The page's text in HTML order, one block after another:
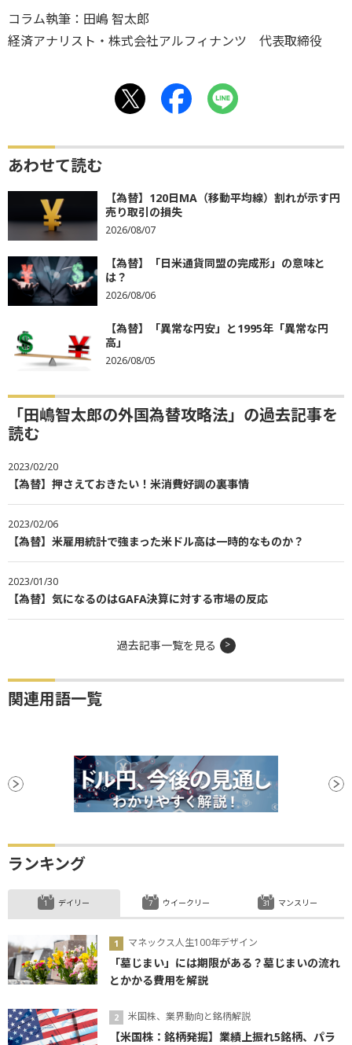
コラム執筆：田嶋 智太郎
経済アナリスト・株式会社アルフィナンツ 代表取締役
あわせて読む
【為替】120日MA（移動平均線）割れが示す円
売り取引の損失
2026/08/07
【為替】「日米通貨同盟の完成形」の意味と
は？
2026/08/06
【為替】「異常な円安」と1995年「異常な円
高」
2026/08/05
「田嶋智太郎の外国為替攻略法」の過去記事を
読む
2023/02/20
【為替】押さえておきたい！米消費好調の裏事情
2023/02/06
【為替】米雇用統計で強まった米ドル高は一時的なものか？
2023/01/30
【為替】気になるのはGAFA決算に対する市場の反応
過去記事一覧を見る
関連用語一覧
ランキング
デイリー
マネックス人生100年デザイン
「墓じまい」には期限がある？墓じまいの流れ
とかかる費用を解説
米国株、業界動向と銘柄解説
【米国株：銘柄発掘】業績上振れ5銘柄、パラ
ウイークリー マンスリー